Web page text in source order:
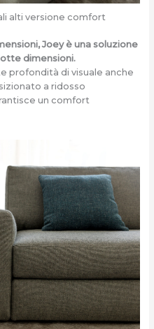
alti versione comfort
Joey è una soluzione
dimensioni.
profondità di visuale anche
a ridosso
un comfort